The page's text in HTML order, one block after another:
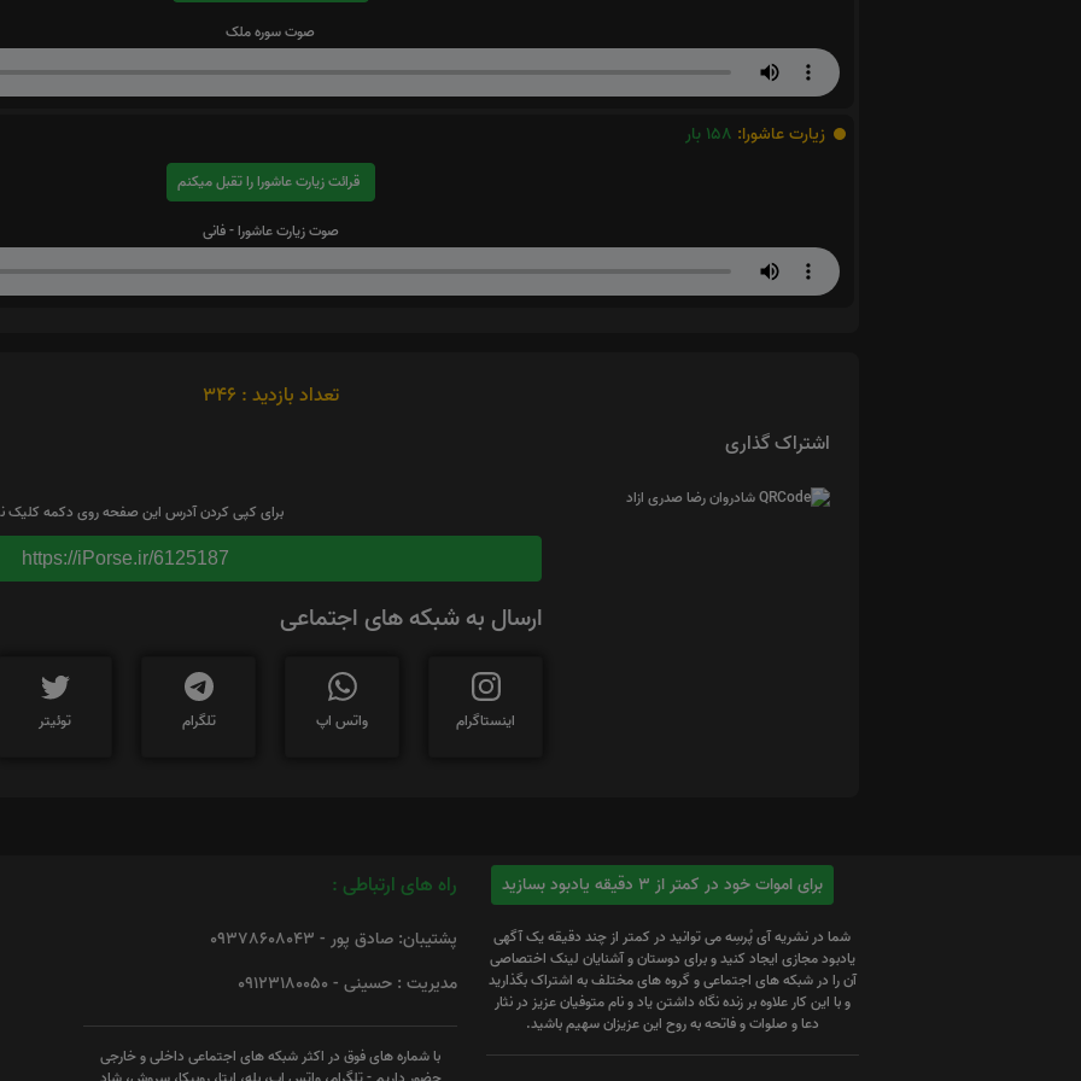
صوت سوره ملک
زیارت عاشورا: 158 بار
قرائت زیارت عاشورا را تقبل میکنم
صوت زیارت عاشورا - فانی
تعداد بازدید : 346
اشتراک گذاری
برای کپی کردن آدرس این صفحه روی دکمه کلیک
https://iPorse.ir/6125187
ارسال به شبکه های اجتماعی
اینستاگرام واتس اپ تلگرام توئیتر
برای اموات خود در کمتر از 3 دقیقه یادبود بسازید
شما در نشریه آی پُرسِه می توانید در کمتر از چند دقیقه یک آگهی
یادبود مجازی ایجاد کنید و برای دوستان و آشنایان لینک اختصاصی
آن را در شبکه های اجتماعی و گروه های مختلف به اشتراک بگذارید
و با این کار علاوه بر زنده نگاه داشتن یاد و نام متوفیان عزیز در نثار
دعا و صلوات و فاتحه به روح این عزیزان سهیم باشید.
راه های ارتباطی :
پشتیبان: صادق پور - 09378608043
مدیریت : حسینی - 09123180050
با شماره های فوق در اکثر شبکه های اجتماعی داخلی و خارجی